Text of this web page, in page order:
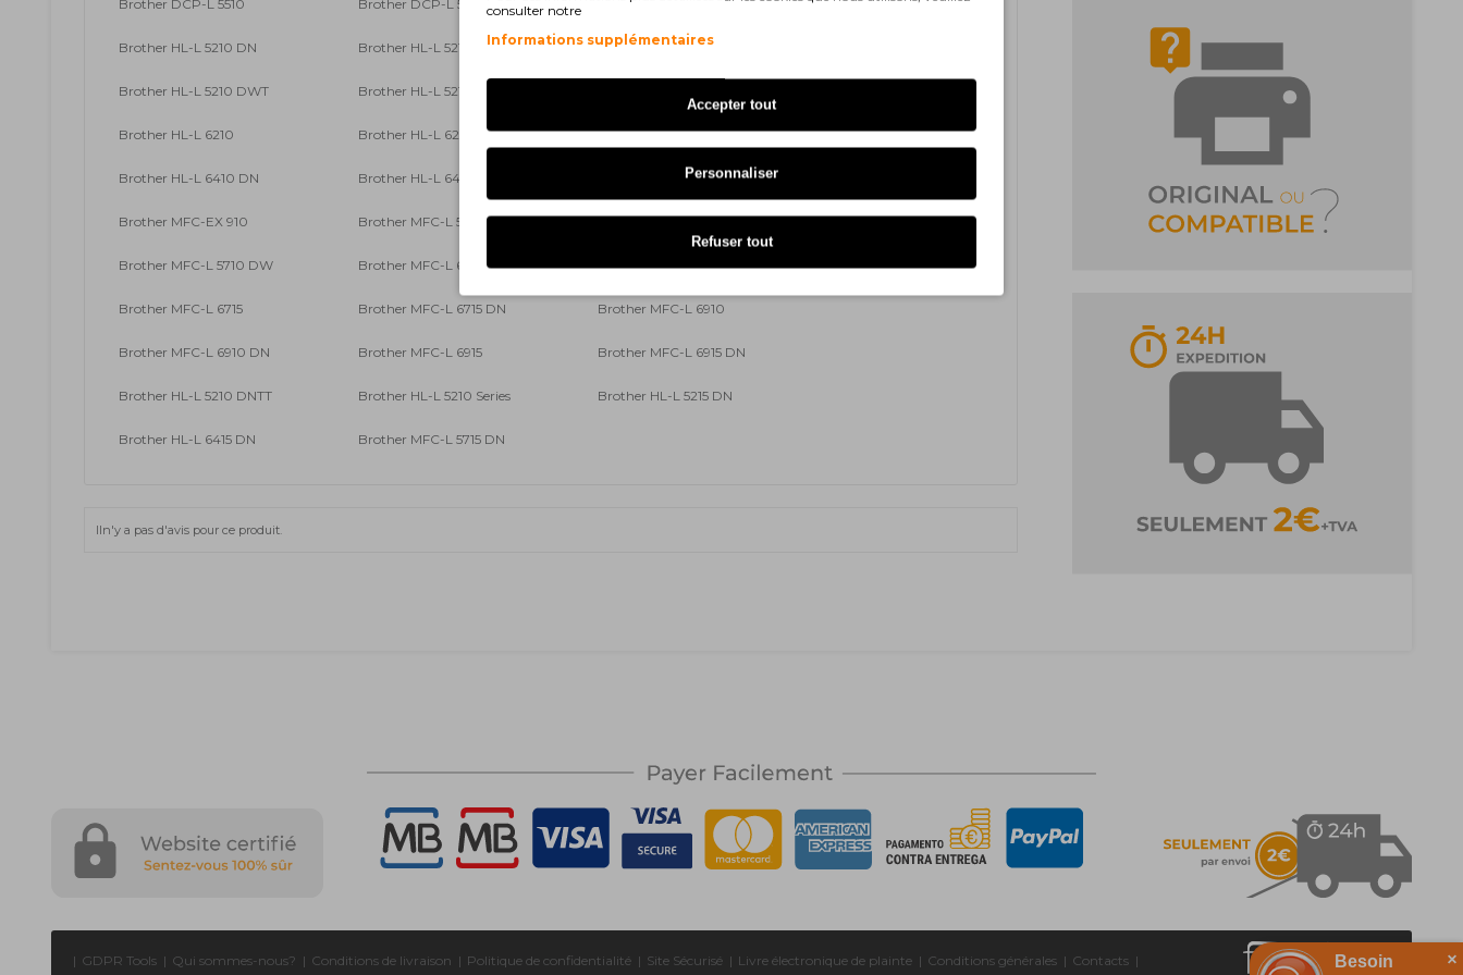
×
Besoin
Brother DCP-L 5510 Brother DCP-L 5510 DW Brother HL-L 5210
Brother HL-L 5210 DN Brother HL-L 5210 DNT Brother HL-L 5210 DW
Brother HL-L 5210 DWT Brother HL-L 5215
Brother HL-L 6210 Brother HL-L 6210 DW Brother HL-L 6410
Brother HL-L 6410 DN Brother HL-L 6415 Brother HL-L 6415 DW
Brother MFC-EX 910 Brother MFC-L 5710 Brother MFC-L 5710 DN
Brother MFC-L 5710 DW Brother MFC-L 6710 Brother MFC-L 6710 DW
Brother MFC-L 6715 Brother MFC-L 6715 DN Brother MFC-L 6910
Brother MFC-L 6910 DN Brother MFC-L 6915 Brother MFC-L 6915 DN
Brother HL-L 5210 DNTT Brother HL-L 5210 Series Brother HL-L 5215 DN
Brother HL-L 6415 DN Brother MFC-L 5715 DN
Iln'y a pas d'avis pour ce produit.
| GDPR Tools | Qui sommes-nous? | Conditions de livraison | Politique de confidentialité | Site Sécurisé | Livre électronique de plainte | Conditions générales | Contacts |
consulter notre
Informations supplémentaires
Accepter tout
Personnaliser
Refuser tout